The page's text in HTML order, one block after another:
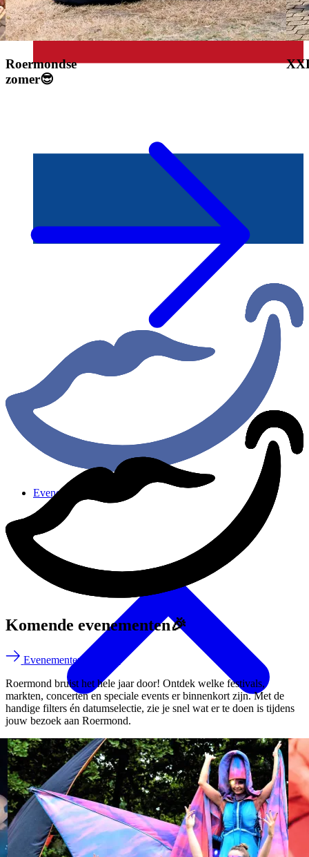
Evenementen
Roermondse
zomer😎
Komende evenementen🎉
Evenementenkalender
Roermond bruist het hele jaar door! Ontdek welke festivals,
markten, concerten en speciale events er binnenkort zijn. Met de
handige filters én datumselectie, zie je snel wat er te doen is tijdens
jouw bezoek aan Roermond.